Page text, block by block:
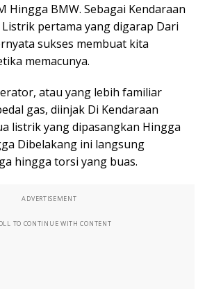
Hingga BMW. Sebagai Kendaraan
pertama yang digarap Dari
sukses membuat kita
memacunya.
atau yang lebih familiar
gas, diinjak Di Kendaraan
listrik yang dipasangkan Hingga
Dibelakang ini langsung
hingga torsi yang buas.
ADVERTISEMENT
TO CONTINUE WITH CONTENT